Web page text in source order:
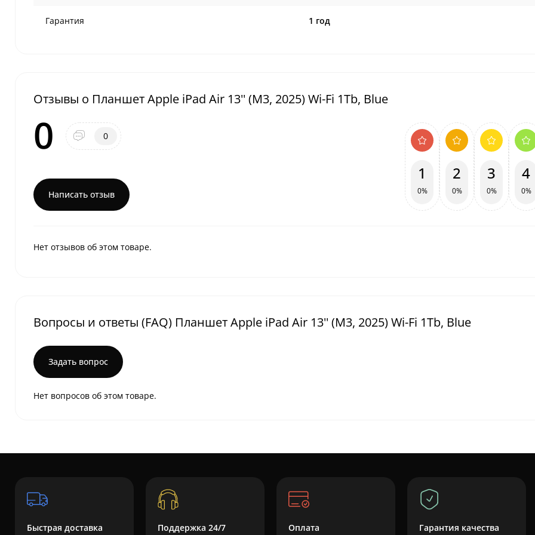
Гарантия 1 год
Отзывы о Планшет Apple iPad Air 13'' (M3, 2025) Wi-Fi 1Tb, Blue
0 0
Написать отзыв
1
0%
2
0%
3
0%
4
0%
Нет отзывов об этом товаре.
Вопросы и ответы (FAQ) Планшет Apple iPad Air 13'' (M3, 2025) Wi-Fi 1Tb, Blue
Задать вопрос
Нет вопросов об этом товаре.
Быстрая доставка Поддержка 24/7 Оплата Гарантия качества